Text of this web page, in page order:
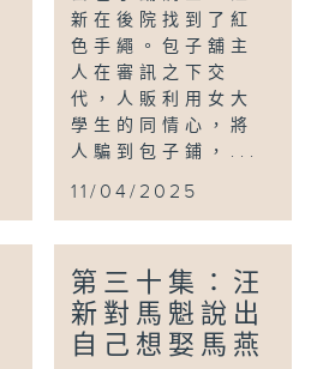
新在後院找到了紅
色手繩。包子舖主
人在審訊之下交
代，人販利用女大
學生的同情心，將
人騙到包子鋪，...
11/04/2025
第三十集：汪
新對馬魁說出
自己想娶馬燕